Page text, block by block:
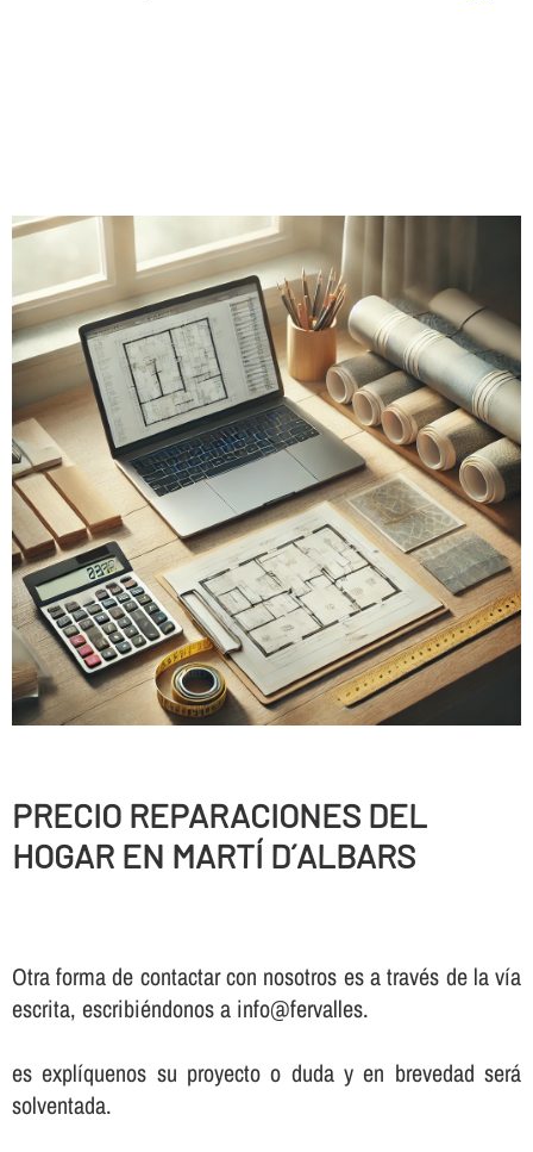
PRECIO REPARACIONES DEL
HOGAR EN MARTÍ D´ALBARS
Otra forma de contactar con nosotros es a través de la vía
escrita, escribiéndonos a info@fervalles.
es explíquenos su proyecto o duda y en brevedad será
solventada.